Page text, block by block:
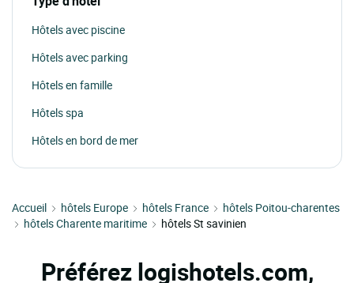
Hôtels avec piscine
Hôtels avec parking
Hôtels en famille
Hôtels spa
Hôtels en bord de mer
Accueil hôtels Europe hôtels France
hôtels Poitou-charentes
hôtels Charente maritime
hôtels St savinien
Préférez logishotels.com,